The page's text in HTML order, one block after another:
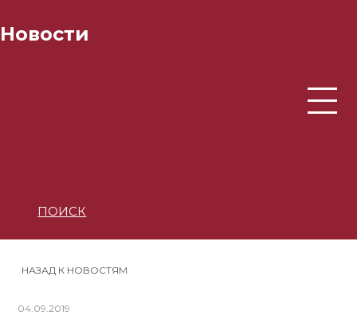
Новости
ПОИСК
НАЗАД К НОВОСТЯМ
04.09.2019